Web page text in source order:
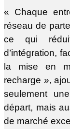
« Chaque
réseau de
ce qui
d’intégration,
la mise en
recharge »,
seulement
départ, mais
de marché